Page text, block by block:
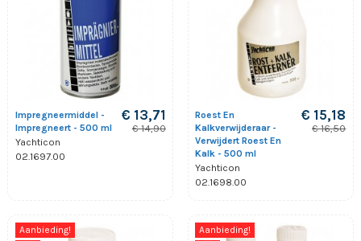
Impregneermiddel -
Impregneert - 500 ml
Yachticon
02.1697.00
€ 13,71
€ 14,90
Roest En
Kalkverwijderaar -
Verwijdert Roest En
Kalk - 500 ml
Yachticon
02.1698.00
€ 15,18
€ 16,50
Aanbieding!
Aanbieding!